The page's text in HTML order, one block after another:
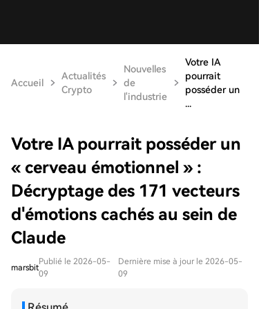
Accueil
Actualités
Crypto
Nouvelles
de
l'industrie
Votre IA
pourrait
posséder un
...
Votre IA pourrait posséder un
« cerveau émotionnel » :
Décryptage des 171 vecteurs
d'émotions cachés au sein de
Claude
marsbit
Publié le 2026-05-
09
Dernière mise à jour le 2026-05-
09